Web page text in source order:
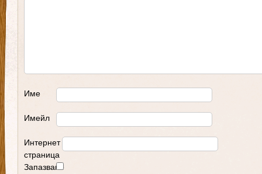
Име
Имейл
Интернет
страница
Запазване